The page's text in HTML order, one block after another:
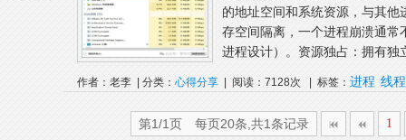
的地址空间和系统资源，与其
存空间隔离，一个进程崩溃通
进程设计）。资源独占：拥有独
作者：老李 | 分类： 心得分享 | 阅读：7128次 | 标签： 进程 线程
第1/1页 每页20条,共1条记录 1